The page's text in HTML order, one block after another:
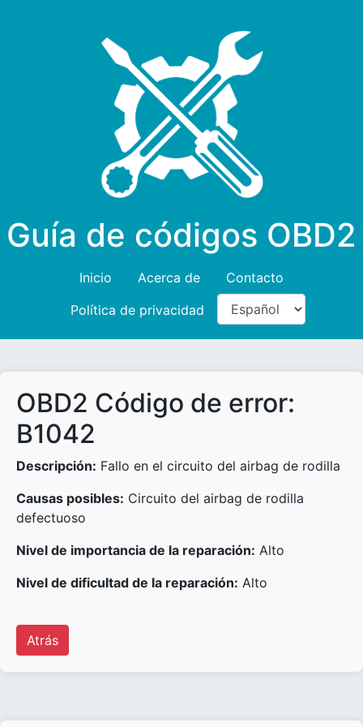
Guía de códigos OBD2
Inicio Acerca de
Contacto
Política de privacidad
OBD2 Código de error:
B1042
Descripción: Fallo en el circuito del airbag de rodilla
Causas posibles: Circuito del airbag de rodilla
defectuoso
Nivel de importancia de la reparación: Alto
Nivel de dificultad de la reparación: Alto
Atrás